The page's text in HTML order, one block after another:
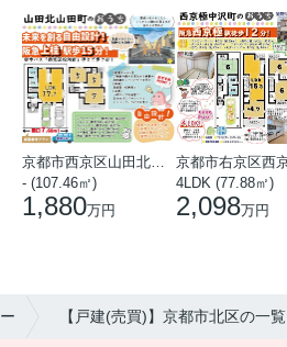
- (107.46㎡)
1,880万円
4LDK (77.88㎡)
2,098万円
【戸建(売買)】京都市北区の一覧